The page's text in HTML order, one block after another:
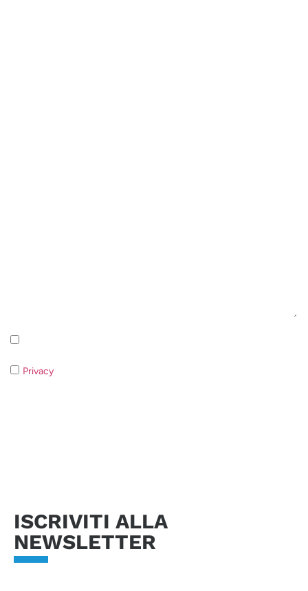
Privacy
ISCRIVITI ALLA
NEWSLETTER